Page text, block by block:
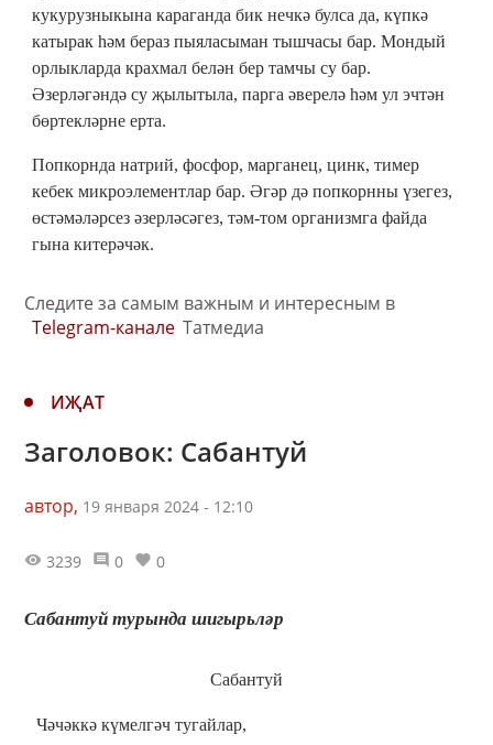
кукурузныкына караганда бик нечкә булса да, күпкә
катырак һәм бераз пыяласыман тышчасы бар. Мондый
орлыкларда крахмал белән бер тамчы су бар.
Әзерләгәндә су җылытыла, парга әверелә һәм ул эчтән
бөртекләрне ерта.
Попкорнда натрий, фосфор, марганец, цинк, тимер
кебек микроэлементлар бар. Әгәр дә попкорнны үзегез,
өстәмәләрсез әзерләсәгез, тәм-том организмга файда
гына китерәчәк.
Следите за самым важным и интересным в
Telegram-канале Татмедиа
ИҖАТ
Заголовок: Сабантуй
автор, 19 января 2024 - 12:10
3239 0 0
Сабантуй турында шигырьләр
Сабантуй
Чәчәккә күмелгәч тугайлар,